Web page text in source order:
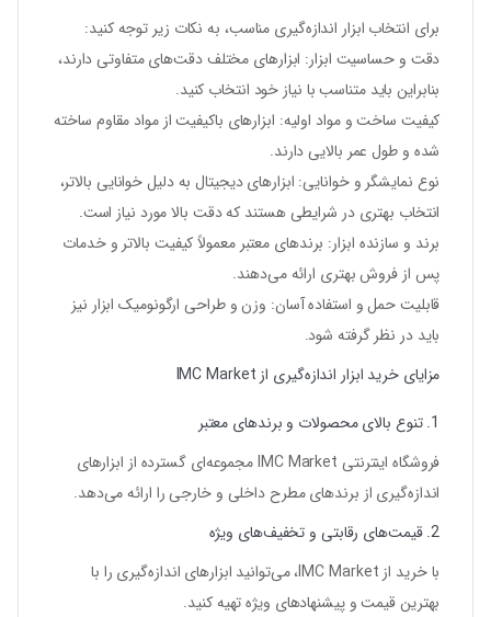
برای انتخاب ابزار اندازه‌گیری مناسب، به نکات زیر توجه کنید:
دقت و حساسیت ابزار: ابزارهای مختلف دقت‌های متفاوتی دارند،
بنابراین باید متناسب با نیاز خود انتخاب کنید.
کیفیت ساخت و مواد اولیه: ابزارهای باکیفیت از مواد مقاوم ساخته
شده و طول عمر بالایی دارند.
نوع نمایشگر و خوانایی: ابزارهای دیجیتال به دلیل خوانایی بالاتر،
انتخاب بهتری در شرایطی هستند که دقت بالا مورد نیاز است.
برند و سازنده ابزار: برندهای معتبر معمولاً کیفیت بالاتر و خدمات
پس از فروش بهتری ارائه می‌دهند.
قابلیت حمل و استفاده آسان: وزن و طراحی ارگونومیک ابزار نیز
باید در نظر گرفته شود.
مزایای خرید ابزار اندازه‌گیری از IMC Market
1. تنوع بالای محصولات و برندهای معتبر
فروشگاه اینترنتی IMC Marketمجموعه‌ای گسترده از ابزارهای
اندازه‌گیری از برندهای مطرح داخلی و خارجی را ارائه می‌دهد.
2. قیمت‌های رقابتی و تخفیف‌های ویژه
با خرید از IMC Market، می‌توانید ابزارهای اندازه‌گیری را با
بهترین قیمت و پیشنهادهای ویژه تهیه کنید.